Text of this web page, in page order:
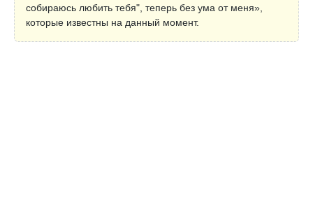
собираюсь любить тебя", теперь без ума от меня»,
которые известны на данный момент.